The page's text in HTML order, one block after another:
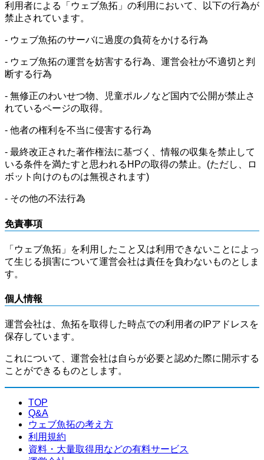
利用者による「ウェブ魚拓」の利用において、以下の行為が
禁止されています。
- ウェブ魚拓のサーバに過度の負荷をかける行為
- ウェブ魚拓の運営を妨害する行為、運営会社が不適切と判
断する行為
- 無修正のわいせつ物、児童ポルノなど国内で公開が禁止さ
れているページの取得。
- 他者の権利を不当に侵害する行為
- 最終改正された著作権法に基づく、情報の収集を禁止して
いる条件を満たすと思われるHPの取得の禁止。(ただし、ロ
ボット向けのものは無視されます)
- その他の不法行為
免責事項
「ウェブ魚拓」を利用したこと又は利用できないことによっ
て生じる損害について運営会社は責任を負わないものとしま
す。
個人情報
運営会社は、魚拓を取得した時点での利用者のIPアドレスを
保存しています。
これについて、運営会社は自らが必要と認めた際に開示する
ことができるものとします。
TOP
Q&A
ウェブ魚拓の考え方
利用規約
資料・大量取得用などの有料サービス